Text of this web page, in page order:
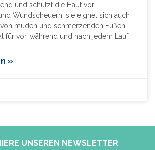
und schützt die Haut vor
Wundscheuern; sie eignet sich auch
müden und schmerzenden Füßen.
für vor, während und nach jedem Lauf.
»
UNSEREN NEWSLETTER